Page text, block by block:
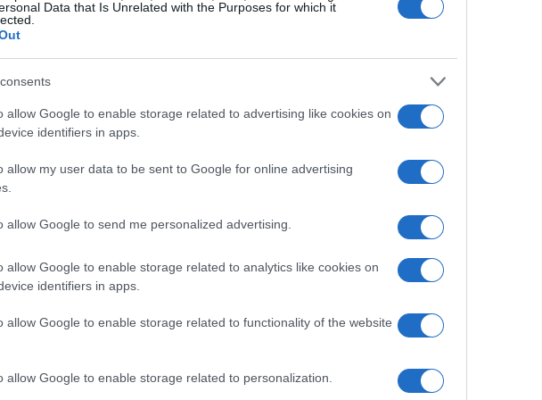
Data that Is Unrelated with the Purposes for which it
allow Google to enable storage related to advertising like cookies on
identifiers in apps.
allow my user data to be sent to Google for online advertising
allow Google to send me personalized advertising.
allow Google to enable storage related to analytics like cookies on
identifiers in apps.
allow Google to enable storage related to functionality of the website
allow Google to enable storage related to personalization.
vista oral se organiza ahora con menos perillas por
pagos acordados faciliten la recuperación parcial
Ciclovía Nocturna
2026: fecha,
actividades
Felipe VI recibe a